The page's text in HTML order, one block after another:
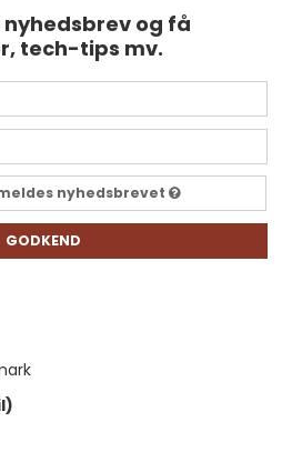
og få
tech-tips mv.
nyhedsbrevet
GODKEND